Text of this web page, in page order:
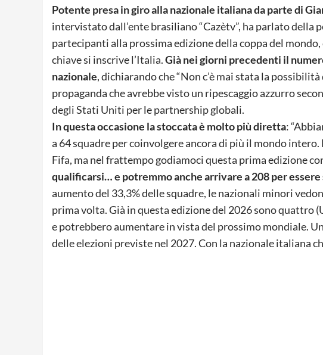
Potente presa in giro alla nazionale italiana da parte di
intervistato dall’ente brasiliano “Cazètv”, ha parlato della
partecipanti alla prossima edizione della coppa del
chiave si inscrive l’Italia.Già nei giorni precedenti il
nazionale, dichiarando che “Non c’è mai stata la
propaganda che avrebbe visto un ripescaggio azzurro
degli Stati Uniti per le partnership globali.
In questa occasione la stoccata è molto più diretta:
a 64 squadre per coinvolgere ancora di più il mondo
Fifa, ma nel frattempo godiamoci questa prima edizione
qualificarsi… e potremmo anche arrivare a 208 per
aumento del 33,3% delle squadre, le nazionali minori
prima volta. Già in questa edizione del 2026 sono quattro
e potrebbero aumentare in vista del prossimo mondiale.
delle elezioni previste nel 2027. Con la nazionale italiana